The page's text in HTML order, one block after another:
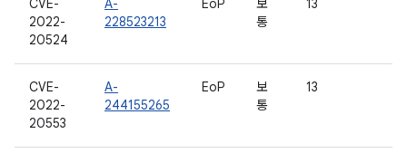
CVE-
2022-
20524
A-
228523213
EoP
보
통
13
CVE-
2022-
20553
A-
244155265
EoP
보
통
13